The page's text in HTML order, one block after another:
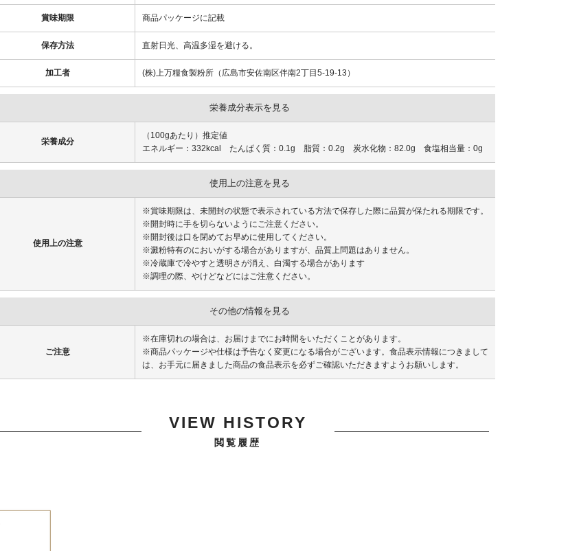
賞味期限 商品パッケージに記載
保存方法 直射日光、高温多湿を避ける。
加工者 (株)上万糧食製粉所（広島市安佐南区伴南2丁目5-19-13）
栄養成分表示を見る
栄養成分
（100gあたり）推定値
エネルギー：332kcal たんぱく質：0.1g 脂質：0.2g 炭水化物：82.0g 食塩相当量：0g
使用上の注意を見る
使用上の注意
※賞味期限は、未開封の状態で表示されている方法で保存した際に品質が保たれる期限です。
※開封時に手を切らないようにご注意ください。
※開封後は口を閉めてお早めに使用してください。
※澱粉特有のにおいがする場合がありますが、品質上問題はありません。
※冷蔵庫で冷やすと透明さが消え、白濁する場合があります
※調理の際、やけどなどにはご注意ください。
その他の情報を見る
ご注意
※在庫切れの場合は、お届けまでにお時間をいただくことがあります。
※商品パッケージや仕様は予告なく変更になる場合がございます。食品表示情報につきまして
は、お手元に届きました商品の食品表示を必ずご確認いただきますようお願いします。
VIEW HISTORY
閲覧履歴